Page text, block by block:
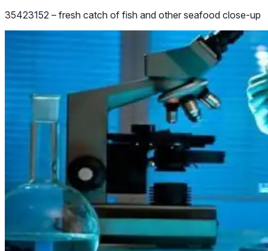
35423152 – fresh catch of fish and other seafood close-up